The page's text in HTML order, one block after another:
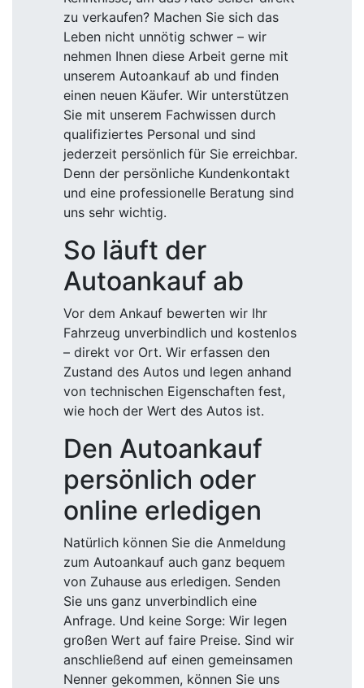
zu verkaufen? Machen Sie sich das
Leben nicht unnötig schwer – wir
nehmen Ihnen diese Arbeit gerne mit
unserem Autoankauf ab und finden
einen neuen Käufer. Wir unterstützen
Sie mit unserem Fachwissen durch
qualifiziertes Personal und sind
jederzeit persönlich für Sie erreichbar.
Denn der persönliche Kundenkontakt
und eine professionelle Beratung sind
uns sehr wichtig.
So läuft der
Autoankauf ab
Vor dem Ankauf bewerten wir Ihr
Fahrzeug unverbindlich und kostenlos
– direkt vor Ort. Wir erfassen den
Zustand des Autos und legen anhand
von technischen Eigenschaften fest,
wie hoch der Wert des Autos ist.
Den Autoankauf
persönlich oder
online erledigen
Natürlich können Sie die Anmeldung
zum Autoankauf auch ganz bequem
von Zuhause aus erledigen. Senden
Sie uns ganz unverbindlich eine
Anfrage. Und keine Sorge: Wir legen
großen Wert auf faire Preise. Sind wir
anschließend auf einen gemeinsamen
Nenner gekommen, können Sie uns